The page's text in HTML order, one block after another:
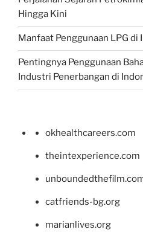
Hingga Kini
Manfaat Penggunaan LPG di
Pentingnya Penggunaan
Industri Penerbangan di
okhealthcareers.com
theintexperience.com
catfriends-bg.org
marianlives.org